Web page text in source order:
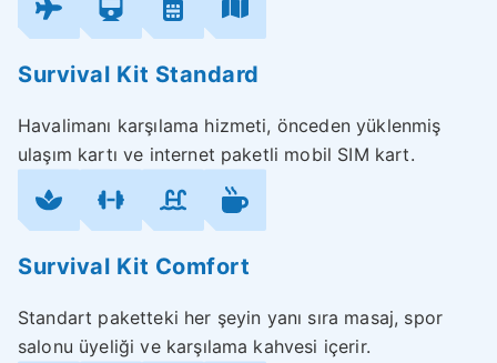
Survival Kit Standard
Havalimanı karşılama hizmeti, önceden yüklenmiş
ulaşım kartı ve internet paketli mobil SIM kart.
Survival Kit Comfort
Standart paketteki her şeyin yanı sıra masaj, spor
salonu üyeliği ve karşılama kahvesi içerir.